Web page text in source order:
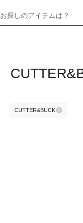
お探しのアイテムは？
CUTTER&BUCK